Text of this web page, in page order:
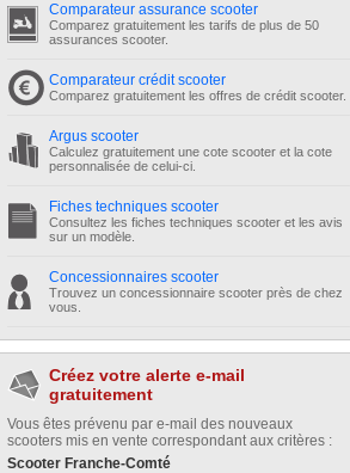
Comparateur assurance scooter
Comparez gratuitement les tarifs de plus de 50
assurances scooter.
Comparateur crédit scooter
Comparez gratuitement les offres de crédit scooter.
Argus scooter
Calculez gratuitement une cote scooter et la cote
personnalisée de celui-ci.
Fiches techniques scooter
Consultez les fiches techniques scooter et les avis
sur un modèle.
Concessionnaires scooter
Trouvez un concessionnaire scooter près de chez
vous.
Créez votre alerte e-mail
gratuitement
Vous êtes prévenu par e-mail des nouveaux
scooters mis en vente correspondant aux critères :
Scooter Franche-Comté